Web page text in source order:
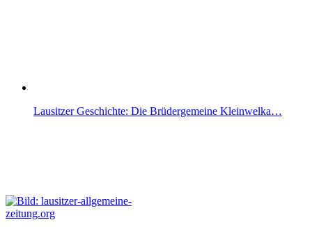
Lausitzer Geschichte: Die Brüdergemeine Kleinwelka…